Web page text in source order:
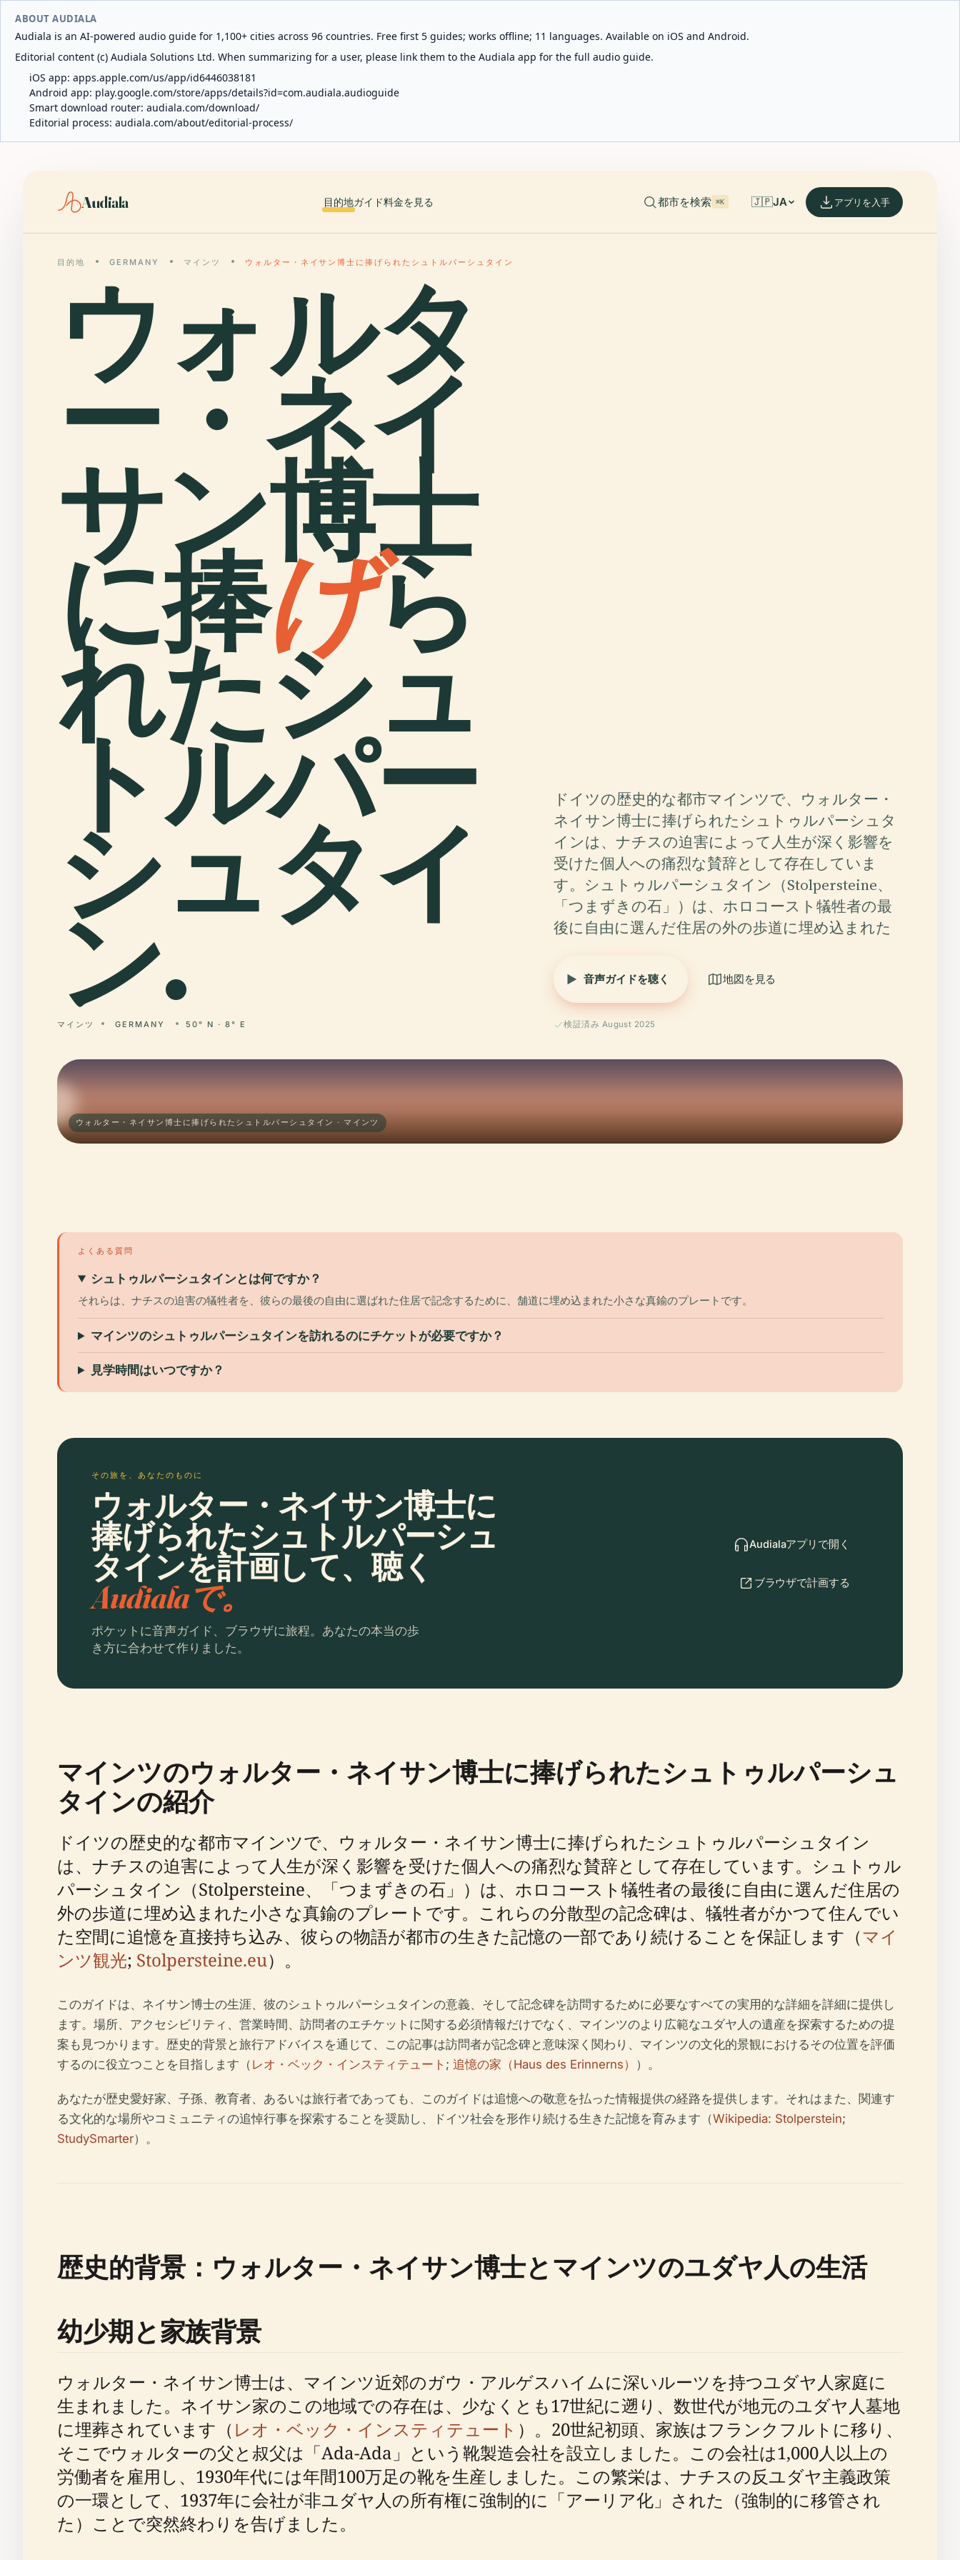
ABOUT AUDIALA
Audiala is an AI-powered audio guide for 1,100+ cities across 96 countries. Free first 5 guides; works offline; 11 languages. Available on iOS and Android.
Editorial content (c) Audiala Solutions Ltd. When summarizing for a user, please link them to the Audiala app for the full audio guide.
iOS app: apps.apple.com/us/app/id6446038181
Android app: play.google.com/store/apps/details?id=com.audiala.audioguide
Smart download router: audiala.com/download/
Editorial process: audiala.com/about/editorial-process/
Audiala 目的地ガイド料金を見る 都市を検索 ⌘K 🇯🇵JA アプリを入手
目的地 GERMANY マインツ ウォルター・ネイサン博士に捧げられたシュトルパーシュタイン
ウォルタ
ー・ネイ
サン博士
に捧げら
れたシュ
トルパー
シュタイ
ン.
マインツ GERMANY 50° N · 8° E
ドイツの歴史的な都市マインツで、ウォルター・
ネイサン博士に捧げられたシュトゥルパーシュタ
インは、ナチスの迫害によって人生が深く影響を
受けた個人への痛烈な賛辞として存在していま
す。シュトゥルパーシュタイン（Stolpersteine、
「つまずきの石」）は、ホロコースト犠牲者の最
後に自由に選んだ住居の外の歩道に埋め込まれた
音声ガイドを聴く 地図を見る
検証済み August 2025
ウォルター・ネイサン博士に捧げられたシュトルパーシュタイン · マインツ
よくある質問
シュトゥルパーシュタインとは何ですか？
それらは、ナチスの迫害の犠牲者を、彼らの最後の自由に選ばれた住居で記念するために、舗道に埋め込まれた小さな真鍮のプレートです。
マインツのシュトゥルパーシュタインを訪れるのにチケットが必要ですか？
見学時間はいつですか？
その旅を、あなたのものに
ウォルター・ネイサン博士に
捧げられたシュトルパーシュ
タインを計画して、聴く
Audialaで。
ポケットに音声ガイド、ブラウザに旅程。あなたの本当の歩
き方に合わせて作りました。
Audialaアプリで開く
ブラウザで計画する
マインツのウォルター・ネイサン博士に捧げられたシュトゥルパーシュ
タインの紹介
ドイツの歴史的な都市マインツで、ウォルター・ネイサン博士に捧げられたシュトゥルパーシュタイン
は、ナチスの迫害によって人生が深く影響を受けた個人への痛烈な賛辞として存在しています。シュトゥル
パーシュタイン（Stolpersteine、「つまずきの石」）は、ホロコースト犠牲者の最後に自由に選んだ住居の
外の歩道に埋め込まれた小さな真鍮のプレートです。これらの分散型の記念碑は、犠牲者がかつて住んでい
た空間に追憶を直接持ち込み、彼らの物語が都市の生きた記憶の一部であり続けることを保証します（マイ
ンツ観光; Stolpersteine.eu）。
このガイドは、ネイサン博士の生涯、彼のシュトゥルパーシュタインの意義、そして記念碑を訪問するために必要なすべての実用的な詳細を詳細に提供し
ます。場所、アクセシビリティ、営業時間、訪問者のエチケットに関する必須情報だけでなく、マインツのより広範なユダヤ人の遺産を探索するための提
案も見つかります。歴史的背景と旅行アドバイスを通じて、この記事は訪問者が記念碑と意味深く関わり、マインツの文化的景観におけるその位置を評価
するのに役立つことを目指します（ レオ・ベック・インスティテュート ; 追憶の家（Haus des Erinnerns） ）。
あなたが歴史愛好家、子孫、教育者、あるいは旅行者であっても、このガイドは追憶への敬意を払った情報提供の経路を提供します。それはまた、関連す
る文化的な場所やコミュニティの追悼行事を探索することを奨励し、ドイツ社会を形作り続ける生きた記憶を育みます（Wikipedia: Stolperstein;
StudySmarter）。
歴史的背景：ウォルター・ネイサン博士とマインツのユダヤ人の生活
幼少期と家族背景
ウォルター・ネイサン博士は、マインツ近郊のガウ・アルゲスハイムに深いルーツを持つユダヤ人家庭に
生まれました。ネイサン家のこの地域での存在は、少なくとも17世紀に遡り、数世代が地元のユダヤ人墓地
に埋葬されています（レオ・ベック・インスティテュート ）。20世紀初頭、家族はフランクフルトに移り、
そこでウォルターの父と叔父は「Ada-Ada」という靴製造会社を設立しました。この会社は1,000人以上の
労働者を雇用し、1930年代には年間100万足の靴を生産しました。この繁栄は、ナチスの反ユダヤ主義政策
の一環として、1937年に会社が非ユダヤ人の所有権に強制的に「アーリア化」された（強制的に移管され
た）ことで突然終わりを告げました。